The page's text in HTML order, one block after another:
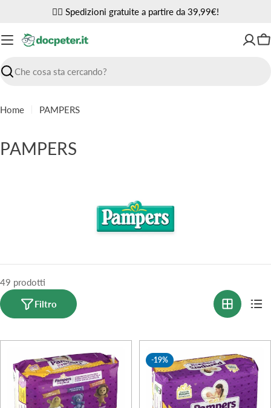
contenuto
✌🏼 Spedizioni gratuite a partire da 39,99€!
Ricerca
Home PAMPERS
C
i
o
n
:
PAMPERS
49 prodotti
Filtro
-19%